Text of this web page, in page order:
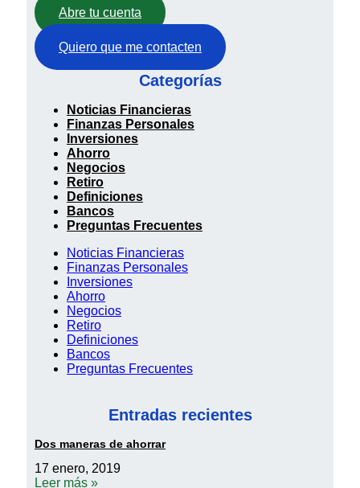
Abre tu cuenta
Quiero que me contacten
Categorías
Noticias Financieras
Finanzas Personales
Inversiones
Ahorro
Negocios
Retiro
Definiciones
Bancos
Preguntas Frecuentes
Noticias Financieras
Finanzas Personales
Inversiones
Ahorro
Negocios
Retiro
Definiciones
Bancos
Preguntas Frecuentes
Entradas recientes
Dos maneras de ahorrar
17 enero, 2019
Leer más »